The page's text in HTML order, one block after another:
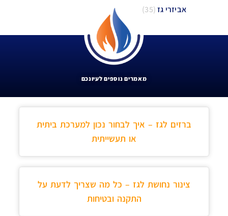
אביזרי גז(35)
מאמרים נוספים לעיונכם
ברזים לגז – איך לבחור נכון למערכת ביתית
או תעשייתית
צינור נחושת לגז – כל מה שצריך לדעת על
התקנה ובטיחות